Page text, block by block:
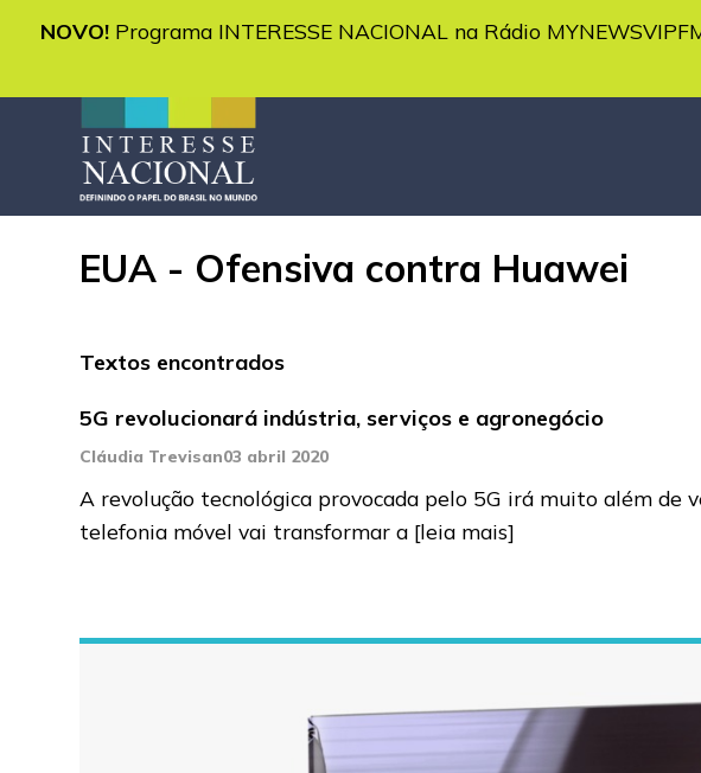
NOVO! Programa INTERESSE NACIONAL na Rádio
EUA - Ofensiva contra Huawei
Textos encontrados
5G revolucionará indústria, serviços e agronegócio
Cláudia Trevisan03 abril 2020
A revolução tecnológica provocada pelo 5G irá muito além de
telefonia móvel vai transformar a [leia mais]